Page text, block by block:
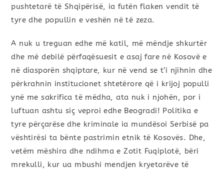
pushtetarë të Shqipërisë, ia futën flaken vendit të
tyre dhe popullin e veshën në të zeza.
A nuk u treguan edhe më katil, më mëndje shkurtër
dhe më debilë përfaqësuesit e asaj fare në Kosovë e
në diasporën shqiptare, kur në vend se t’i njihnin dhe
përkrahnin institucionet shtetërore që i krijoj populli
ynë me sakrifica të mëdha, ata nuk i njohën, por i
luftuan ashtu siç veproi edhe Beogradi! Politika e
tyre përçarëse dhe kriminale ia mundësoi Serbisë pa
vështirësi ta bënte pastrimin etnik të Kosovës. Dhe,
vetëm mëshira dhe ndihma e Zotit Fuqiplotë, bëri
mrekulli, kur ua mbushi mendjen kryetarëve të